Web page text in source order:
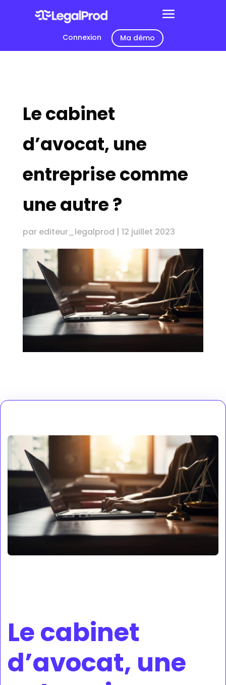
Connexion Ma démo
Le cabinet
d’avocat, une
entreprise comme
une autre ?
par editeur_legalprod | 12 juillet 2023
Le cabinet
d’avocat, une